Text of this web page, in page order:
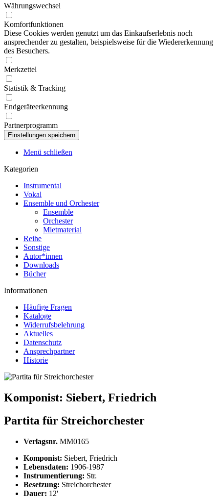
Währungswechsel
Komfortfunktionen
Diese Cookies werden genutzt um das Einkaufserlebnis noch
ansprechender zu gestalten, beispielsweise für die Wiedererkennung
des Besuchers.
Merkzettel
Statistik & Tracking
Endgeräteerkennung
Partnerprogramm
Menü schließen
Kategorien
Instrumental
Vokal
Ensemble und Orchester
Ensemble
Orchester
Mietmaterial
Reihe
Sonstige
Autor*innen
Downloads
Bücher
Informationen
Häufige Fragen
Kataloge
Widerrufsbelehrung
Aktuelles
Datenschutz
Ansprechpartner
Historie
Komponist: Siebert, Friedrich
Partita für Streichorchester
Verlagsnr. MM0165
Komponist: Siebert, Friedrich
Lebensdaten: 1906-1987
Instrumentierung: Str.
Besetzung: Streichorchester
Dauer: 12'